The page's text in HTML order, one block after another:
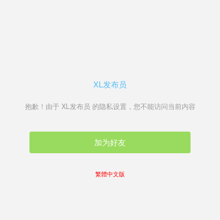
XL发布员
抱歉！由于 XL发布员 的隐私设置，您不能访问当前内容
加为好友
繁體中文版